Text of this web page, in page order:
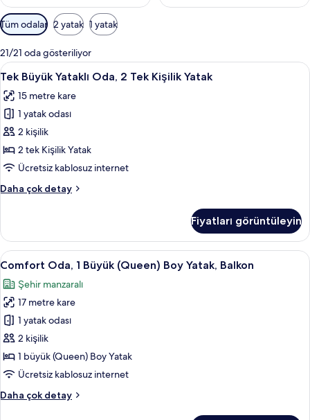
e
Odalar
için
mevcut
filtreler
Tüm odalar 2 yatak 1 yatak
21/21 oda gösteriliyor
Tek
Büyük
Yataklı
Oda,
2
Tek
Kişilik
için
görün
Tek Büyük Yataklı Oda, 2 Tek Kişilik
4
Tek Büyük Yataklı Oda, 2 Tek Kişilik Yatak
15 metre kare
1 yatak odası
2 kişilik
2 tek Kişilik Yatak
Ücretsiz kablosuz internet
Daha çok detay
Tek
2
Tek
Kişilik
hakkında
daha
fazla
detay
Fiyatları görüntüleyin
Comfort
Oda,
1
Büyük
(Queen)
Boy
Yatak,
Balkon
tüm
Comfort Oda, 1 Büyük (Queen) Boy
6
Comfort Oda, 1 Büyük (Queen) Boy Yatak, Balkon
Şehir manzaralı
17 metre kare
1 yatak odası
2 kişilik
1 büyük (Queen) Boy Yatak
Ücretsiz kablosuz internet
Daha çok detay
Comfort